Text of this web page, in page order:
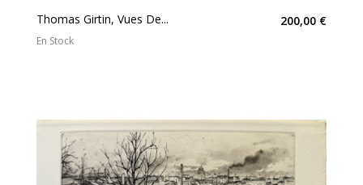
Thomas Girtin, Vues De... 200,00 €
En Stock